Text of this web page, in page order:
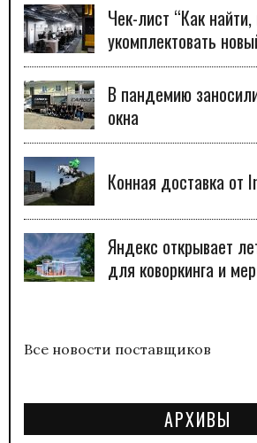
Чек-лист “Как
укомплектовать
В пандемию
окна
Конная доставка от
Яндекс открывает
для коворкинга и
Все новости поставщиков
АРХИВЫ